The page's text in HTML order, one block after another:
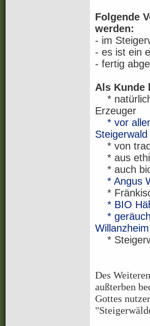
Folgende
werden:
- im
- es ist ein
- fertig
Als Kunde
*
Erzeuger
* vor
Steigerwald
* von
* aus
* auch
* Angus
*
* BIO
*
Willanzheim
*
Des
außterben
Gottes